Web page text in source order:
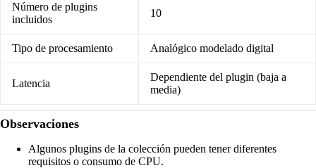
Número de plugins
incluidos
10
Tipo de procesamiento Analógico modelado digital
Latencia
Dependiente del plugin (baja a
media)
Observaciones
Algunos plugins de la colección pueden tener diferentes
requisitos o consumo de CPU.